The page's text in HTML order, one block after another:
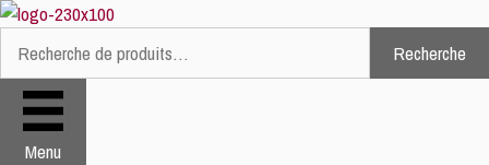
Aller
contenu
Recherche
pour :
Recherche
Menu